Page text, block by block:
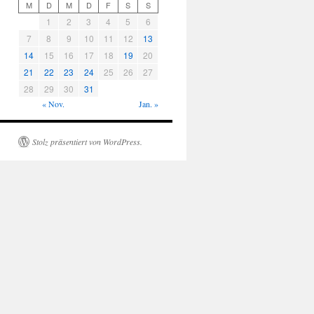
M D M D F S S
1 2 3 4 5
6
7
8 9 10 11 12
13
14
15 16 17 18 19
20
21
22 23 24 25 26
27
28
29 30 31
« Nov. Jan. »
Stolz präsentiert von WordPress.